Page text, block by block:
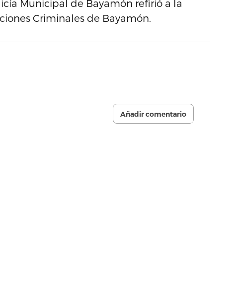
Municipal de Bayamón refirió a la
Criminales de Bayamón.
Añadir comentario